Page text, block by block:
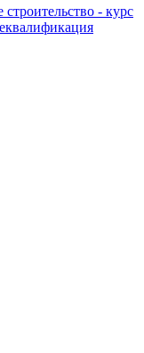
- курс